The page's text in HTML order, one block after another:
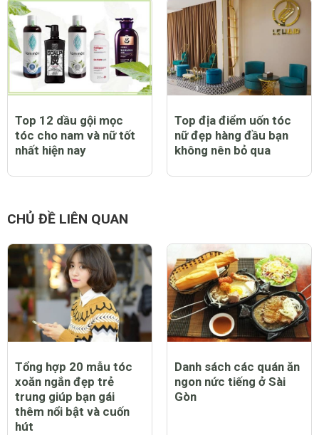
Top 12 dầu gội mọc
tóc cho nam và nữ tốt
nhất hiện nay
Top địa điểm uốn tóc
nữ đẹp hàng đầu bạn
không nên bỏ qua
CHỦ ĐỀ LIÊN QUAN
Tổng hợp 20 mẫu tóc
xoăn ngắn đẹp trẻ
trung giúp bạn gái
thêm nổi bật và cuốn
hút
Danh sách các quán ăn
ngon nức tiếng ở Sài
Gòn